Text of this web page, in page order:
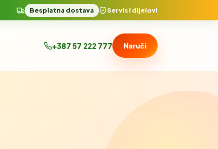
Besplatna dostava Servis i dijelovi
+387 57 222 777 Naruči